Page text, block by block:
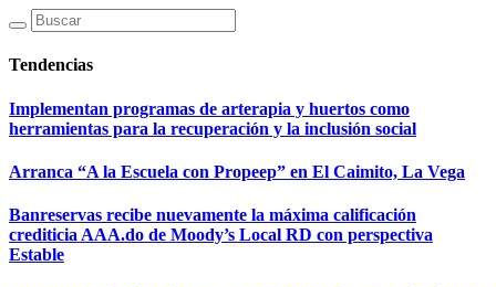
Tendencias
Implementan programas de arterapia y huertos como
herramientas para la recuperación y la inclusión social
Arranca “A la Escuela con Propeep” en El Caimito, La Vega
Banreservas recibe nuevamente la máxima calificación
crediticia AAA.do de Moody’s Local RD con perspectiva
Estable